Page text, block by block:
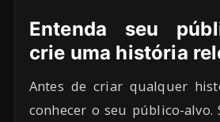
Entenda seu
crie uma história
Antes de criar qualquer
conhecer o seu público-alvo.